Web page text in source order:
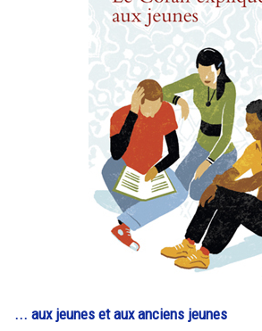
... aux jeunes et aux anciens jeunes